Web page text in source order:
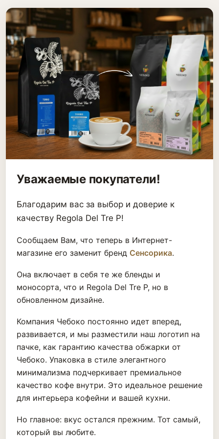
Уважаемые покупатели!
Благодарим вас за выбор и доверие к
качеству Regola Del Tre P!
Сообщаем Вам, что теперь в Интернет-
магазине его заменит бренд Сенсорика.
Она включает в себя те же бленды и
моносорта, что и Regola Del Tre P, но в
обновленном дизайне.
Компания Чебоко постоянно идет вперед,
развивается, и мы разместили наш логотип на
пачке, как гарантию качества обжарки от
Чебоко. Упаковка в стиле элегантного
минимализма подчеркивает премиальное
качество кофе внутри. Это идеальное решение
для интерьера кофейни и вашей кухни.
Но главное: вкус остался прежним. Тот самый,
который вы любите.